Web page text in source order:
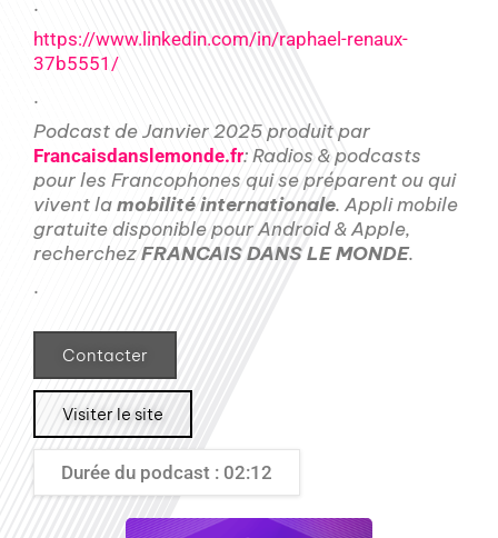
https://www.linkedin.com/in/raphael-renaux-
37b5551/
.
Podcast de Janvier 2025 produit par
Francaisdanslemonde.fr: Radios & podcasts
pour les Francophones qui se préparent ou qui
vivent lamobilité internationale. Appli mobile
gratuite disponible pour Android & Apple,
recherchezFRANCAIS DANS LE MONDE.
.
Contacter
Visiter le site
Durée du podcast : 02:12